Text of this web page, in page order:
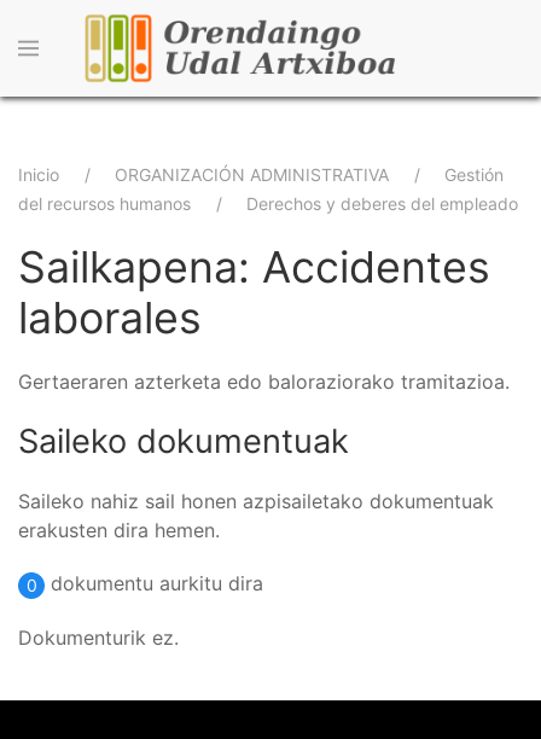
contenido
principal
Sobrescribir
enlaces
de
ayuda
la
navegación
Inicio ORGANIZACIÓN ADMINISTRATIVA
Gestión
del recursos humanos
Derechos y deberes del empleado
Sailkapena: Accidentes
laborales
Gertaeraren azterketa edo baloraziorako tramitazioa.
Saileko dokumentuak
Saileko nahiz sail honen azpisailetako dokumentuak
erakusten dira hemen.
0 dokumentu aurkitu dira
Dokumenturik ez.